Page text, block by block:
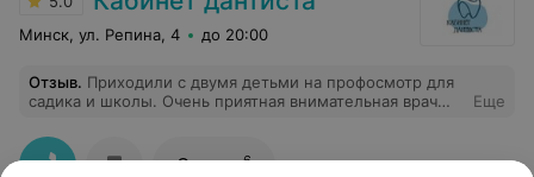
Минск, ул. Репина, 4 до 20:00
Отзыв. Приходили с двумя детьми на профосмотр для
садика и школы. Очень приятная внимательная врач
итоге сыну полечили 3 зубика и поставили "вкусные"
пломбы. От души рекомендуем.
Еще
Отзывы6